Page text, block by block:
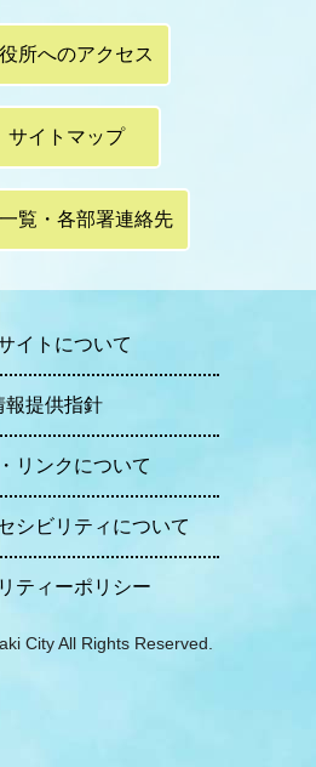
所へのアクセス
サイトマップ
覧・各部署連絡先
イトについて
報提供指針
リンクについて
シビリティについて
ティーポリシー
City All Rights Reserved.